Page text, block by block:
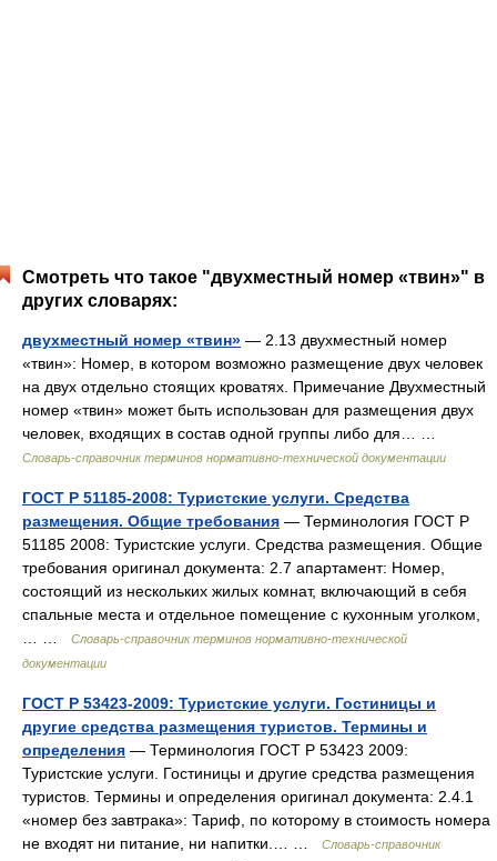
Смотреть что такое "двухместный номер «твин»" в
других словарях:
двухместный номер «твин» — 2.13 двухместный номер
«твин»: Номер, в котором возможно размещение двух человек
на двух отдельно стоящих кроватях. Примечание Двухместный
номер «твин» может быть использован для размещения двух
человек, входящих в состав одной группы либо для… …
Словарь-справочник терминов нормативно-технической документации
ГОСТ Р 51185-2008: Туристские услуги. Средства
размещения. Общие требования — Терминология ГОСТ Р
51185 2008: Туристские услуги. Средства размещения. Общие
требования оригинал документа: 2.7 апартамент: Номер,
состоящий из нескольких жилых комнат, включающий в себя
спальные места и отдельное помещение с кухонным уголком,
Словарь-справочник терминов нормативно-технической
документации
ГОСТ Р 53423-2009: Туристские услуги. Гостиницы и
другие средства размещения туристов. Термины и
определения — Терминология ГОСТ Р 53423 2009:
Туристские услуги. Гостиницы и другие средства размещения
туристов. Термины и определения оригинал документа: 2.4.1
«номер без завтрака»: Тариф, по которому в стоимость номера
не входят ни питание, ни напитки.… …
Словарь-справочник